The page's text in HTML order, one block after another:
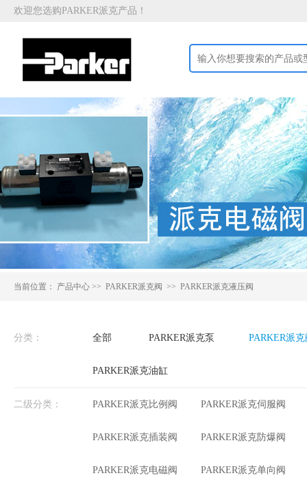
欢迎您选购PARKER派克产品！
当前位置： 产品中心 >> PARKER派克阀 >> PARKER派克液压阀
分类： 全部 PARKER派克泵 PARKER派克
PARKER派克油缸
二级分类： PARKER派克比例阀 PARKER派克伺服阀
PARKER派克插装阀 PARKER派克防爆阀
PARKER派克电磁阀 PARKER派克单向阀